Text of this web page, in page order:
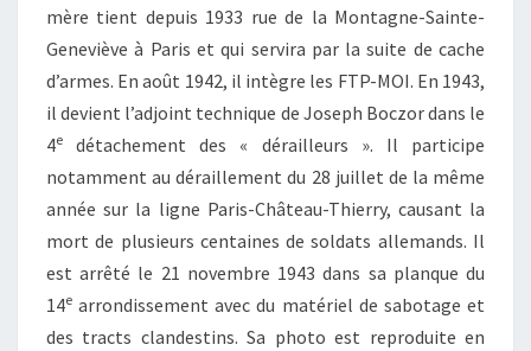
mère tient depuis 1933 rue de la Montagne-Sainte-
Geneviève à Paris et qui servira par la suite de cache
d’armes. En août 1942, il intègre les FTP-MOI. En 1943,
il devient l’adjoint technique de Joseph Boczor dans le
4e
détachement des « dérailleurs ». Il participe
notamment au déraillement du 28 juillet de la même
année sur la ligne Paris-Château-Thierry, causant la
mort de plusieurs centaines de soldats allemands. Il
est arrêté le 21 novembre 1943 dans sa planque du
14e arrondissement avec du matériel de sabotage et
des tracts clandestins. Sa photo est reproduite en